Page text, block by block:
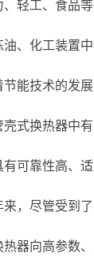
轻工、食品
油、化工装置
节能技术的发
壳式换热器中
有可靠性高、适
来，尽管受到
热器向高参数